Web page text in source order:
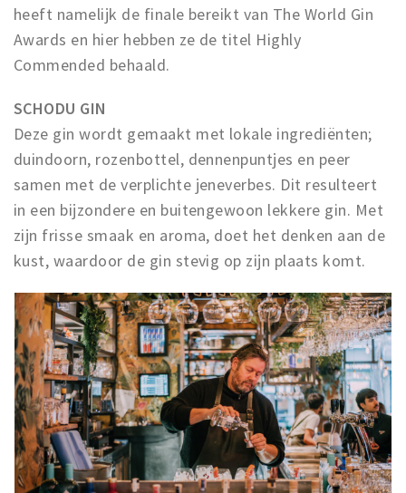
heeft namelijk de finale bereikt van The World Gin
Awards en hier hebben ze de titel Highly
Commended behaald.
SCHODU GIN
Deze gin wordt gemaakt met lokale ingrediënten;
duindoorn, rozenbottel, dennenpuntjes en peer
samen met de verplichte jeneverbes. Dit resulteert
in een bijzondere en buitengewoon lekkere gin. Met
zijn frisse smaak en aroma, doet het denken aan de
kust, waardoor de gin stevig op zijn plaats komt.